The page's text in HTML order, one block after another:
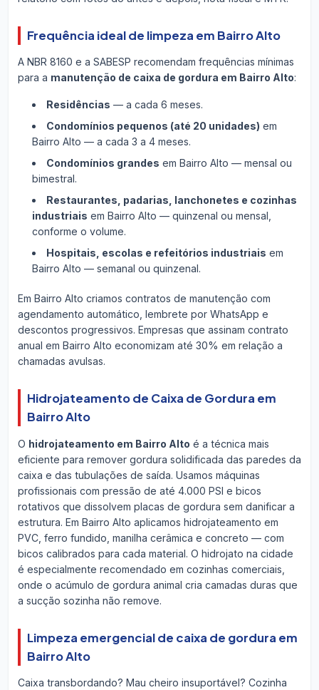
Frequência ideal de limpeza em Bairro Alto
A NBR 8160 e a SABESP recomendam frequências mínimas
para a manutenção de caixa de gordura em Bairro Alto:
Residências — a cada 6 meses.
Condomínios pequenos (até 20 unidades) em
Bairro Alto — a cada 3 a 4 meses.
Condomínios grandes em Bairro Alto — mensal ou
bimestral.
Restaurantes, padarias, lanchonetes e cozinhas
industriais em Bairro Alto — quinzenal ou mensal,
conforme o volume.
Hospitais, escolas e refeitórios industriais em
Bairro Alto — semanal ou quinzenal.
Em Bairro Alto criamos contratos de manutenção com
agendamento automático, lembrete por WhatsApp e
descontos progressivos. Empresas que assinam contrato
anual em Bairro Alto economizam até 30% em relação a
chamadas avulsas.
Hidrojateamento de Caixa de Gordura em
Bairro Alto
O hidrojateamento em Bairro Alto é a técnica mais
eficiente para remover gordura solidificada das paredes da
caixa e das tubulações de saída. Usamos máquinas
profissionais com pressão de até 4.000 PSI e bicos
rotativos que dissolvem placas de gordura sem danificar a
estrutura. Em Bairro Alto aplicamos hidrojateamento em
PVC, ferro fundido, manilha cerâmica e concreto — com
bicos calibrados para cada material. O hidrojato na cidade
é especialmente recomendado em cozinhas comerciais,
onde o acúmulo de gordura animal cria camadas duras que
a sucção sozinha não remove.
Limpeza emergencial de caixa de gordura em
Bairro Alto
Caixa transbordando? Mau cheiro insuportável? Cozinha